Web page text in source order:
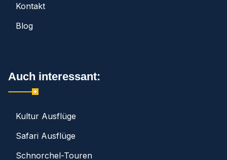
Kontakt
Blog
Auch interessant:
Kultur Ausflüge
Safari Ausflüge
Schnorchel-Touren